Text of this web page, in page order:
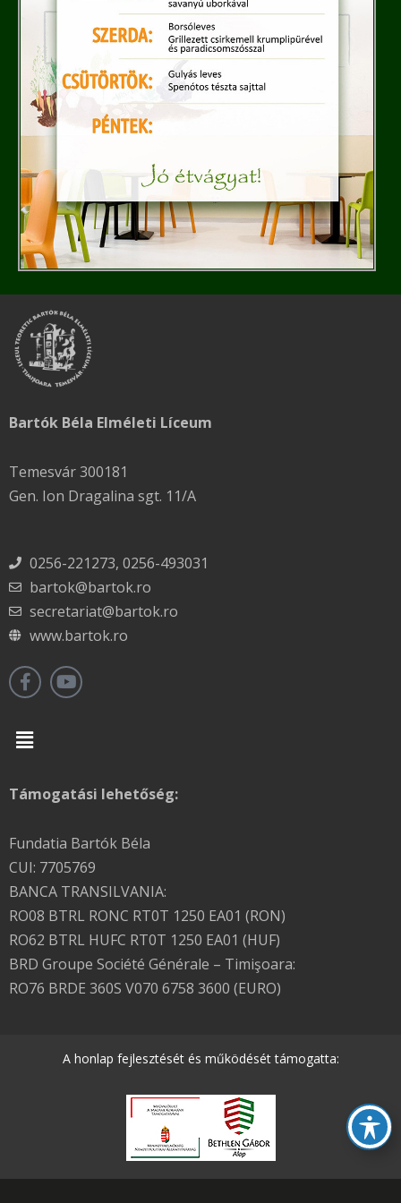
Bartók Béla Elméleti Líceum
Temesvár 300181
Gen. Ion Dragalina sgt. 11/A
0256-221273, 0256-493031
bartok@bartok.ro
secretariat@bartok.ro
www.bartok.ro
Menu
Támogatási lehetőség:
Fundatia Bartók Béla
CUI: 7705769
BANCA TRANSILVANIA:
RO08 BTRL RONC RT0T 1250 EA01 (RON)
RO62 BTRL HUFC RT0T 1250 EA01 (HUF)
BRD Groupe Société Générale – Timişoara:
RO76 BRDE 360S V070 6758 3600 (EURO)
A honlap fejlesztését és működését támogatta: